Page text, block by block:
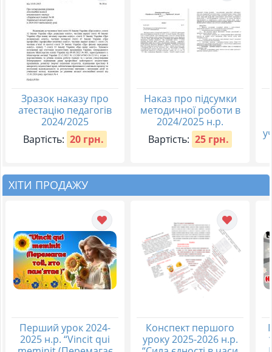
Зразок наказу про
атестацію педагогів
2024/2025
Вартість: 20 грн.
Наказ про підсумки
методичної роботи в
2024/2025 н.р.
Вартість: 25 грн.
ХІТИ ПРОДАЖУ
Перший урок 2024-
2025 н.р. “Vincit qui
Конспект першого
уроку 2025-2026 н.р.